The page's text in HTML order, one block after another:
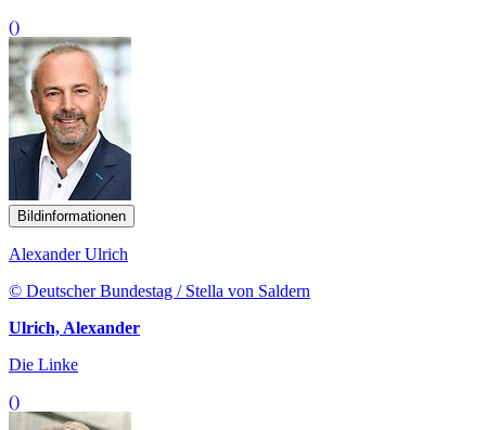
()
Bildinformationen
Alexander Ulrich
© Deutscher Bundestag / Stella von Saldern
Ulrich, Alexander
Die Linke
()